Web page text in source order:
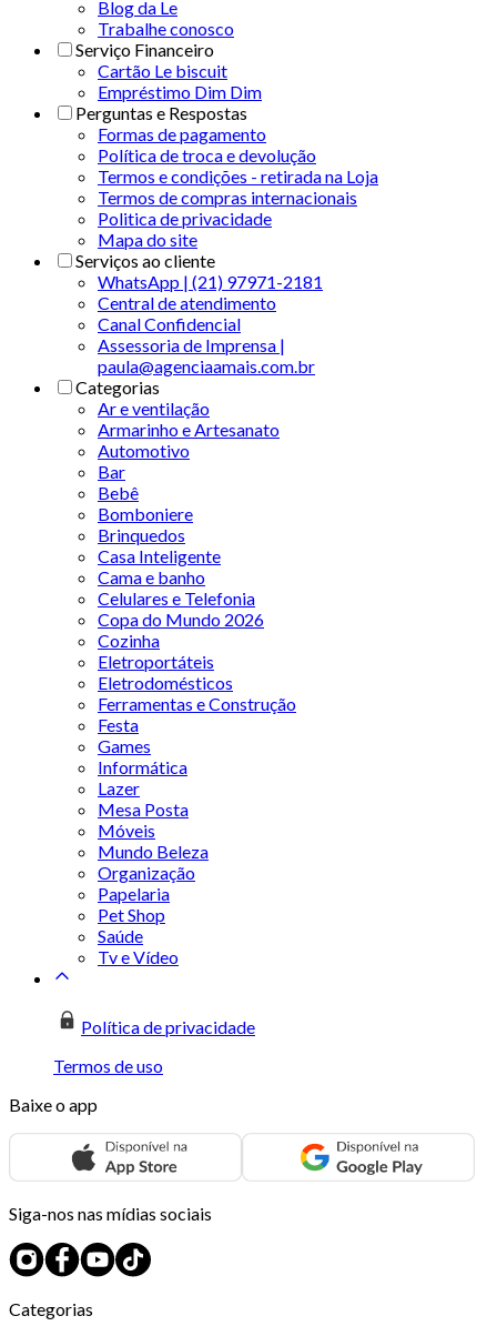
Blog da Le
Trabalhe conosco
Serviço Financeiro
Cartão Le biscuit
Empréstimo Dim Dim
Perguntas e Respostas
Formas de pagamento
Política de troca e devolução
Termos e condições - retirada na Loja
Termos de compras internacionais
Politica de privacidade
Mapa do site
Serviços ao cliente
WhatsApp | (21) 97971-2181
Central de atendimento
Canal Confidencial
Assessoria de Imprensa |
paula@agenciaamais.com.br
Categorias
Ar e ventilação
Armarinho e Artesanato
Automotivo
Bar
Bebê
Bomboniere
Brinquedos
Casa Inteligente
Cama e banho
Celulares e Telefonia
Copa do Mundo 2026
Cozinha
Eletroportáteis
Eletrodomésticos
Ferramentas e Construção
Festa
Games
Informática
Lazer
Mesa Posta
Móveis
Mundo Beleza
Organização
Papelaria
Pet Shop
Saúde
Tv e Vídeo
Política de privacidade
Termos de uso
Baixe o app
Siga-nos nas mídias sociais
Categorias